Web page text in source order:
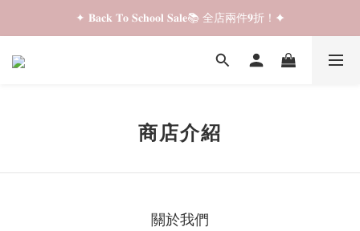
✦ 𝐁𝐚𝐜𝐤 𝐓𝐨 𝐒𝐜𝐡𝐨𝐨𝐥 𝐒𝐚𝐥𝐞📚 全店兩件𝟗折！✦
✦ 𝐁𝐚𝐜𝐤 𝐓𝐨 𝐒𝐜𝐡𝐨𝐨𝐥 𝐒𝐚𝐥𝐞📚 全店兩件𝟗折！✦
✦ 全店購物滿 𝐇𝐊𝐃𝟑𝟓𝟎 即享順豐站/智能櫃免運費！✦
商店介紹
關於我們